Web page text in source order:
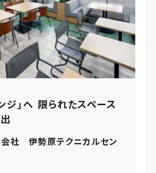
ジ」へ 限られたスペース
社 伊勢原テクニカルセン